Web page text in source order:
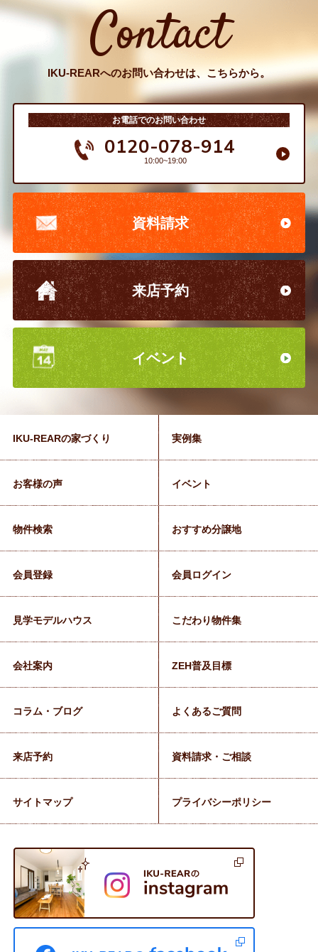
Contact
IKU-REARへのお問い合わせは、こちらから。
お電話でのお問い合わせ
0120-078-914
10:00~19:00
資料請求
来店予約
イベント
IKU-REARの家づくり 実例集
お客様の声 イベント
物件検索 おすすめ分譲地
会員登録 会員ログイン
見学モデルハウス こだわり物件集
会社案内 ZEH普及目標
コラム・ブログ よくあるご質問
来店予約 資料請求・ご相談
サイトマップ プライバシーポリシー